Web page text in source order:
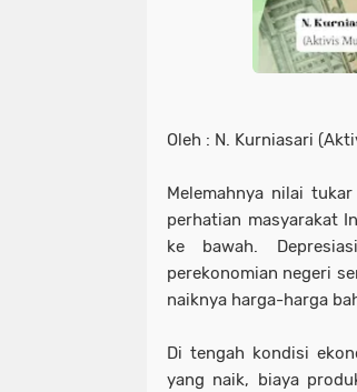
Oleh : N. Kurniasari
Melemahnya nilai
perhatian masyarakat
ke bawah.
perekonomian negeri
naiknya harga-harga
Di tengah kondisi
yang naik, biaya